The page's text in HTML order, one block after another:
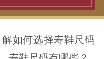
如何选择寿鞋尺码